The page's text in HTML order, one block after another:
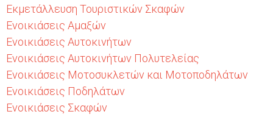
Εκμετάλλευση Τουριστικών Σκαφών
Ενοικιάσεις Αμαξών
Ενοικιάσεις Αυτοκινήτων
Ενοικιάσεις Αυτοκινήτων Πολυτελείας
Ενοικιάσεις Μοτοσυκλετών και Μοτοποδηλάτων
Ενοικιάσεις Ποδηλάτων
Ενοικιάσεις Σκαφών